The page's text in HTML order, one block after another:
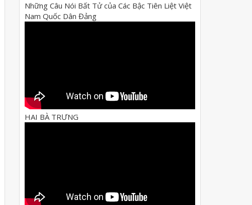
Những Câu Nói Bất Tử của Các Bậc Tiên Liệt Việt
Nam Quốc Dân Đảng
HAI BÀ TRƯNG